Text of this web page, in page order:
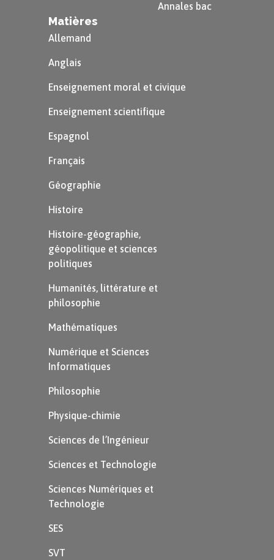
caddie» ou «faute
des indices qui permettent de comprendre le
sens exact du verbe «
Le dictionnaire
dictionnaire
après les autres dans la définition.
Annales bac
Matières
Allemand
Anglais
Enseignement moral et civique
Enseignement scientifique
Espagnol
Français
Géographie
Histoire
Histoire-géographie,
géopolitique et sciences
politiques
Humanités, littérature et
philosophie
Mathématiques
Numérique et Sciences
Informatiques
Philosophie
Physique-chimie
Sciences de l’Ingénieur
Sciences et Technologie
Sciences Numériques et
Technologie
SES
SVT